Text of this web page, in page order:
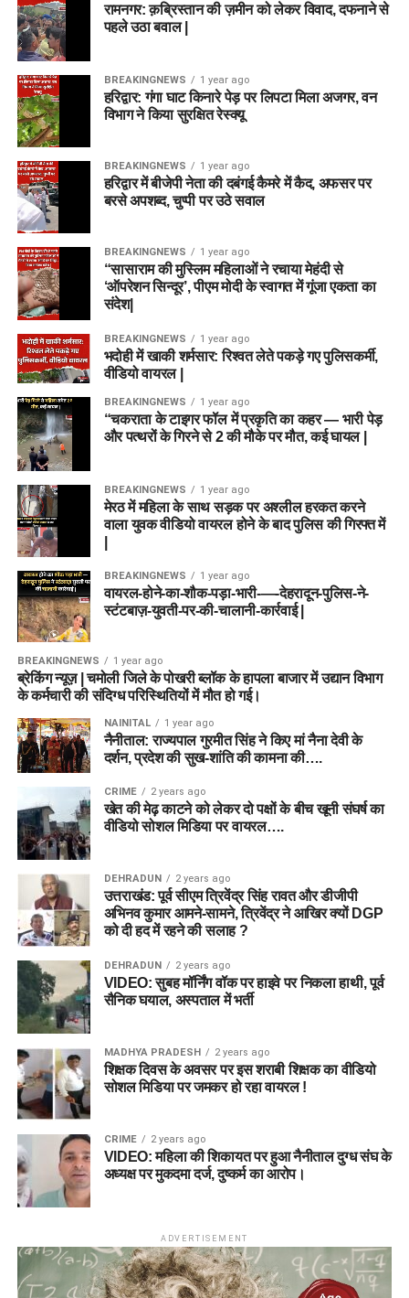
रामनगर: क़ब्रिस्तान की ज़मीन को लेकर विवाद, दफनाने से
पहले उठा बवाल |
BREAKINGNEWS 1 year ago
हरिद्वार: गंगा घाट किनारे पेड़ पर लिपटा मिला अजगर, वन
विभाग ने किया सुरक्षित रेस्क्यू
BREAKINGNEWS 1 year ago
हरिद्वार में बीजेपी नेता की दबंगई कैमरे में कैद, अफसर पर
बरसे अपशब्द, चुप्पी पर उठे सवाल
BREAKINGNEWS 1 year ago
“सासाराम की मुस्लिम महिलाओं ने रचाया मेहंदी से
‘ऑपरेशन सिन्दूर’, पीएम मोदी के स्वागत में गूंजा एकता का
संदेश|
BREAKINGNEWS 1 year ago
भदोही में खाकी शर्मसार: रिश्वत लेते पकड़े गए पुलिसकर्मी,
वीडियो वायरल |
BREAKINGNEWS 1 year ago
“चकराता के टाइगर फॉल में प्रकृति का कहर — भारी पेड़
और पत्थरों के गिरने से 2 की मौके पर मौत, कई घायल |
BREAKINGNEWS 1 year ago
मेरठ में महिला के साथ सड़क पर अश्लील हरकत करने
वाला युवक वीडियो वायरल होने के बाद पुलिस की गिरफ्त में
BREAKINGNEWS 1 year ago
वायरल-होने-का-शौक-पड़ा-भारी-—-देहरादून-पुलिस-ने-
स्टंटबाज़-युवती-पर-की-चालानी-कार्रवाई |
BREAKINGNEWS 1 year ago
ब्रेकिंग न्यूज़ | चमोली जिले के पोखरी ब्लॉक के हापला बाजार में उद्यान विभाग
के कर्मचारी की संदिग्ध परिस्थितियों में मौत हो गई।
NAINITAL 1 year ago
नैनीताल: राज्यपाल गुरमीत सिंह ने किए मां नैना देवी के
दर्शन, प्रदेश की सुख-शांति की कामना की….
CRIME 2 years ago
खेत की मेढ़ काटने को लेकर दो पक्षों के बीच खूनी संघर्ष का
वीडियो सोशल मिडिया पर वायरल….
DEHRADUN 2 years ago
उत्तराखंड: पूर्व सीएम त्रिवेंद्र सिंह रावत और डीजीपी
अभिनव कुमार आमने-सामने, त्रिवेंद्र ने आखिर क्यों DGP
को दी हद में रहने की सलाह ?
DEHRADUN 2 years ago
VIDEO: सुबह मॉर्निंग वॉक पर हाइवे पर निकला हाथी, पूर्व
सैनिक घयाल, अस्पताल में भर्ती
MADHYA PRADESH 2 years ago
शिक्षक दिवस के अवसर पर इस शराबी शिक्षक का वीडियो
सोशल मिडिया पर जमकर हो रहा वायरल !
CRIME 2 years ago
VIDEO: महिला की शिकायत पर हुआ नैनीताल दुग्ध संघ के
अध्यक्ष पर मुकदमा दर्ज, दुष्कर्म का आरोप।
ADVERTISEMENT